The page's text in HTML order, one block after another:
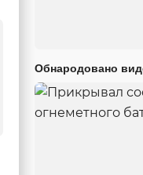
Обнародовано